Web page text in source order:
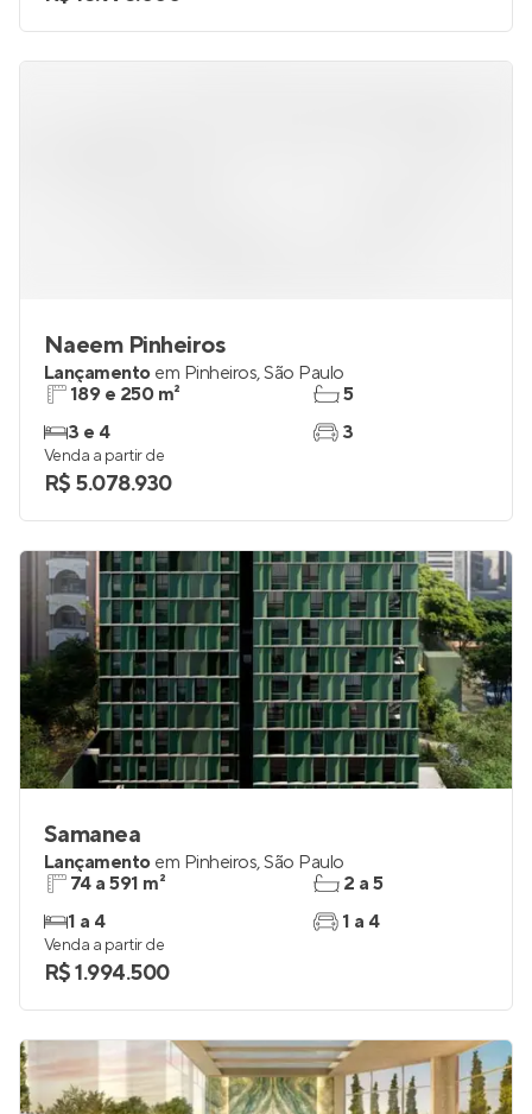
Naeem Pinheiros
Lançamento em Pinheiros,São Paulo
189 e 250 m²
3 e 4
5
3
Venda a partir de
R$ 5.078.930
Samanea
Lançamento em Pinheiros,São Paulo
74 a 591 m²
1 a 4
2 a 5
1 a 4
Venda a partir de
R$ 1.994.500